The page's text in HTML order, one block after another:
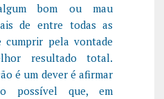
bom ou mau
de entre todas as
cumprir pela vontade
resultado total.
é um dever é afirmar
possível que, em